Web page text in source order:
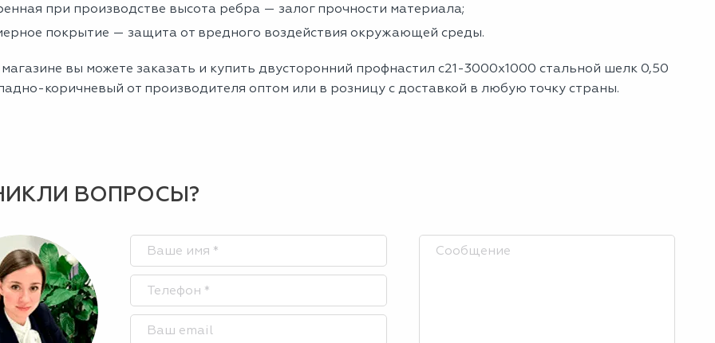
при производстве высота ребра — залог прочности материала;
покрытие — защита от вредного воздействия окружающей среды.
вы можете заказать и купить двусторонний профнастил с21-3000х1000 стальной шелк 0,50
коричневый от производителя оптом или в розницу с доставкой в любую точку страны.
ВОПРОСЫ?